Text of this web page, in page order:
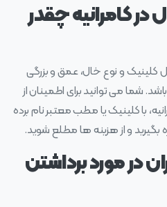
در کامرانیه چقدر
کلینیک و نوع خال، عمق و بزرگی
شما می توانید برای اطمینان از
با کلینیک یا مطب معتبر نام برده
بگیرید و از هزینه ها مطلع شوید.
در مورد برداشتن